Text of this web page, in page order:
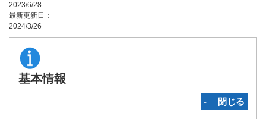
2023/6/28
最新更新日：
2024/3/26
基本情報
‐ 閉じる